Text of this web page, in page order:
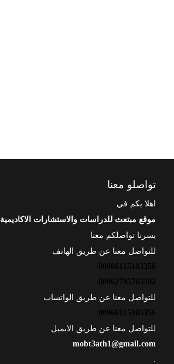
تواصلو معنا
اهلا بكم في
موقع مبتعث للدراسات والاستشارات الاكاديمية
يسرنا تواصلكم معنا
للتواصل معنا عن طريق الهاتف
00966115103356
00962795763302
للتواصل معنا عن طريق الواتساب
00966115103356
للتواصل معنا عن طريق الايميل
mobt3ath1@gmail.com